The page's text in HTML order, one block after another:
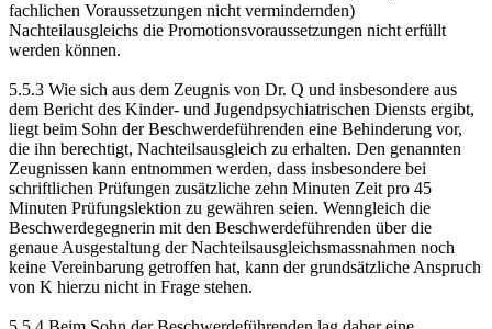
fachlichen Voraussetzungen nicht vermindernden)
Nachteilausgleichs die Promotionsvoraussetzungen nicht erfüllt
werden können.
5.5.3 Wie sich aus dem Zeugnis von Dr. Q und insbesondere aus
dem Bericht des Kinder- und Jugendpsychiatrischen Diensts ergibt,
liegt beim Sohn der Beschwerdeführenden eine Behinderung vor,
die ihn berechtigt, Nachteilsausgleich zu erhalten. Den genannten
Zeugnissen kann entnommen werden, dass insbesondere bei
schriftlichen Prüfungen zusätzliche zehn Minuten Zeit pro 45
Minuten Prüfungslektion zu gewähren seien. Wenngleich die
Beschwerdegegnerin mit den Beschwerdeführenden über die
genaue Ausgestaltung der Nachteilsausgleichsmassnahmen noch
keine Vereinbarung getroffen hat, kann der grundsätzliche Anspruch
von K hierzu nicht in Frage stehen.